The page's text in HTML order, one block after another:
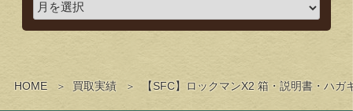
HOME 買取実績 【SFC】ロックマンX2 箱・説明書・ハ